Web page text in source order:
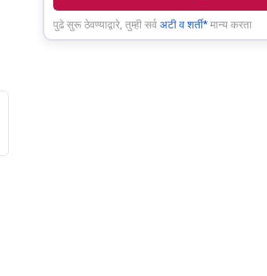
पुढे सुरू ठेवण्याद्वारे, तुम्ही सर्व अटी व शर्ती*मान्य करता